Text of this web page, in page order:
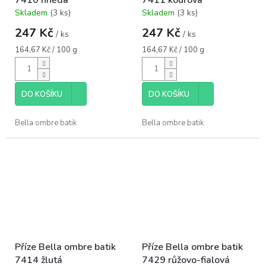
Průměrné
hodnocení
produktu
je
5,0
5
hvězdiček.
Skladem (3 ks)
247 Kč / ks
Měrná
cena:
164,67 Kč / 100 g
DO KOŠÍKU
Bella ombre batik
Průměrné
hodnocení
produktu
je
5,0
5
hvězdiček.
Skladem (3 ks)
247 Kč / ks
Měrná
cena:
164,67 Kč / 100 g
DO KOŠÍKU
Bella ombre batik
Příze Bella ombre batik
7414 žlutá
Příze Bella ombre batik
7429 růžovo-fialová